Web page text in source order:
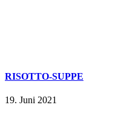
RISOTTO-SUPPE
19. Juni 2021